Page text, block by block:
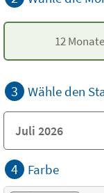
12 Monate
3 Wähle den
4 Farbe